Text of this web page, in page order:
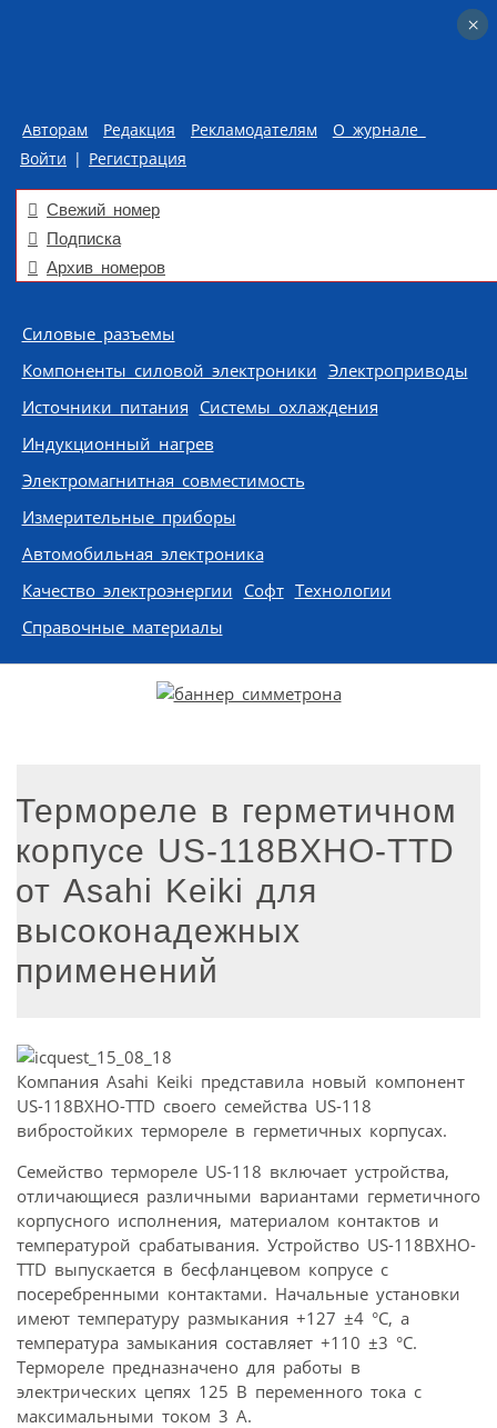
Авторам Редакция Рекламодателям
О журнале
Войти | Регистрация
Свежий номер
Подписка
Архив номеров
Skip to content
Силовые разъемы
Компоненты силовой электроники Электроприводы
Источники питания Системы охлаждения
Индукционный нагрев
Электромагнитная совместимость
Измерительные приборы
Автомобильная электроника
Качество электроэнергии Софт Технологии
Справочные материалы
Термореле в герметичном
корпусе US-118BXHO-TTD
от Asahi Keiki для
высоконадежных
применений
Компания Asahi Keiki представила новый компонент
US-118BXHO-TTD своего семейства US-118
вибростойких термореле в герметичных корпусах.
Семейство термореле US-118 включает устройства,
отличающиеся различными вариантами герметичного
корпусного исполнения, материалом контактов и
температурой срабатывания. Устройство US-118BXHO-
TTD выпускается в бесфланцевом копрусе с
посеребренными контактами. Начальные установки
имеют температуру размыкания +127 ±4 °C, а
температура замыкания составляет +110 ±3 °C.
Термореле предназначено для работы в
электрических цепях 125 В переменного тока с
максимальными током 3 А.
×
×